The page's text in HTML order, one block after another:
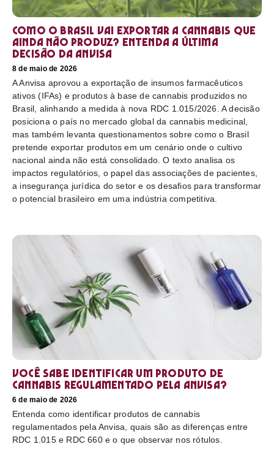
Como o Brasil vai exportar a cannabis que
ainda não produz? Entenda a última
decisão da Anvisa
8 de maio de 2026
A Anvisa aprovou a exportação de insumos farmacêuticos
ativos (IFAs) e produtos à base de cannabis produzidos no
Brasil, alinhando a medida à nova RDC 1.015/2026. A decisão
posiciona o país no mercado global da cannabis medicinal,
mas também levanta questionamentos sobre como o Brasil
pretende exportar produtos em um cenário onde o cultivo
nacional ainda não está consolidado. O texto analisa os
impactos regulatórios, o papel das associações de pacientes,
a insegurança jurídica do setor e os desafios para transformar
o potencial brasileiro em uma indústria competitiva.
Você sabe identificar um produto de
cannabis regulamentado pela Anvisa?
6 de maio de 2026
Entenda como identificar produtos de cannabis
regulamentados pela Anvisa, quais são as diferenças entre
RDC 1.015 e RDC 660 e o que observar nos rótulos.